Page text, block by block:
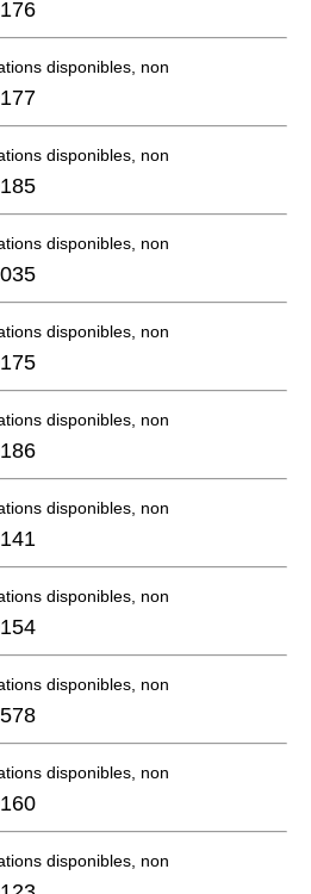
disponibles, non commandable
disponibles, non commandable
disponibles, non commandable
disponibles, non commandable
disponibles, non commandable
disponibles, non commandable
disponibles, non commandable
disponibles, non commandable
disponibles, non commandable
disponibles, non commandable